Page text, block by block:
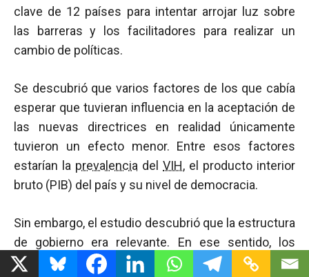
clave de 12 países para intentar arrojar luz sobre
las barreras y los facilitadores para realizar un
cambio de políticas.
Se descubrió que varios factores de los que cabía
esperar que tuvieran influencia en la aceptación de
las nuevas directrices en realidad únicamente
tuvieron un efecto menor. Entre esos factores
estarían la prevalencia del VIH, el producto interior
bruto (PIB) del país y su nivel de democracia.
Sin embargo, el estudio descubrió que la estructura
de gobierno era relevante. En ese sentido, los
países con estructuras de poder más centralizadas